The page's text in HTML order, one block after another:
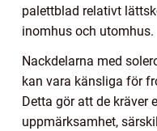
palettblad relativt
inomhus och utomhus.
Nackdelarna med
kan vara känsliga för
Detta gör att de kräver
uppmärksamhet,